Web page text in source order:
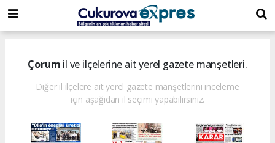
dini
chat
islami
chat
islami
sohbetler
Çorum il ve ilçelerine ait yerel gazete manşetleri.
Diğer il ilçelere ait yerel gazete manşetlerini inceleme
için aşağıdan il seçimi yapabilirsiniz.